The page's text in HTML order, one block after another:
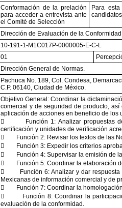
Conformación de la prelación
para acceder a entrevista ante
el Comité de Selección
Para
Dirección de Evaluación de la
10-191-1-M1C017P-0000005-E-C-L
01
Dirección General de Normas.
Pachuca No. 189, Col. Condesa,
C.P. 06140, Ciudad de México.
Objetivo General: Coordinar la
comercial y de seguridad de producto,
aplicación de acciones en beneficio de los

Función 1: Analizar propuestas
certificación y unidades de verificación

Función 2: Revisar los textos de las

Función 3: Expedir los criterios

Función 4: Supervisar la emisión de

Función 5: Coordinar la elaboración

Función 6: Analizar y dar
Mexicanas de información comercial y de

Función 7: Coordinar la

Función 8: Coordinar la
evaluación de la conformidad.